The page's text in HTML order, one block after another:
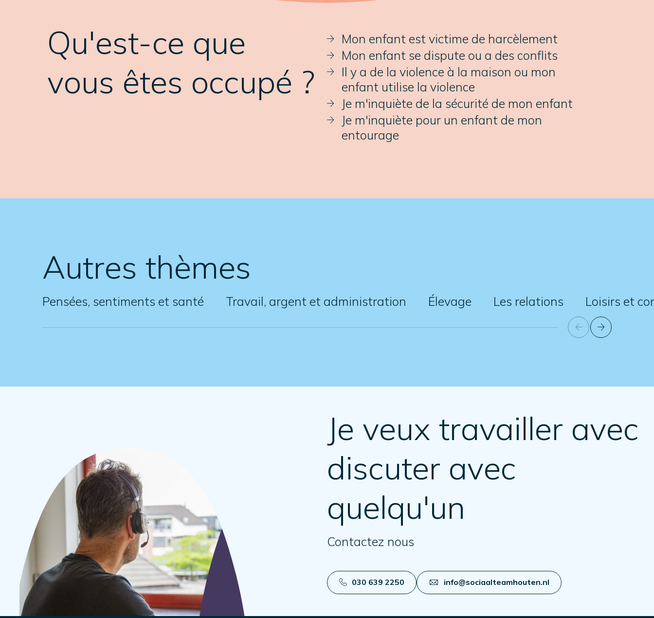
Qu'est-ce que
vous êtes occupé ?
Mon enfant est victime de harcèlement
Mon enfant se dispute ou a des conflits
Il y a de la violence à la maison ou mon
enfant utilise la violence
Je m'inquiète de la sécurité de mon enfant
Je m'inquiète pour un enfant de mon
entourage
Autres thèmes
Pensées, sentiments et santé Travail, argent et administration Élevage Les relations Loisirs et
Je veux travailler avec
discuter avec
quelqu'un
Contactez nous
030 639 2250 info@sociaalteamhouten.nl